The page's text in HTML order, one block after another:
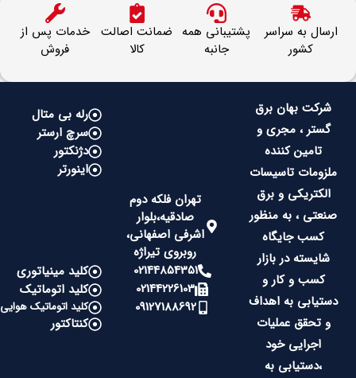
ارسال به سراسر
کشور
پشتیبانی همه
جانبه
ضمانت اصالت
کالا
خدمات پس از
فروش
شرکت بهان برق
گستر ، مجری و
تامین کننده
ملزومات تاسیسات
الکتریکی و برق
صنعتی ، به منظور
کسب جایگاه
شایسته در بازار
کسب و کار و
دستیابی به اهداف
و تحقق عملیات
اجرایی خود
،دستیابی به
تهران فلکه دوم
صادقیه،بلوار
اشرفی اصفهانی،
روبروی تیراژه
02144854351
02144226103
09127188692
رله بی متال
سرچ ارستر
دژنکتور
اینورتر
کلید مینیاتوری
کلید اتوماتیک
کلید اتوماتیک هوایی
کنتاکتور